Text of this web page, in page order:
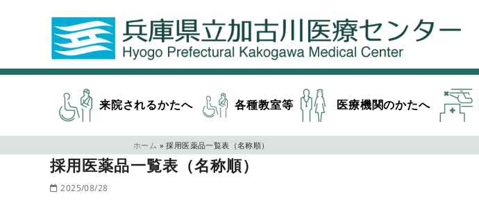
来院されるかたへ 各種教室等 医療機関のかたへ
ホーム » 採用医薬品一覧表（名称順）
採用医薬品一覧表（名称順）
2025/08/28